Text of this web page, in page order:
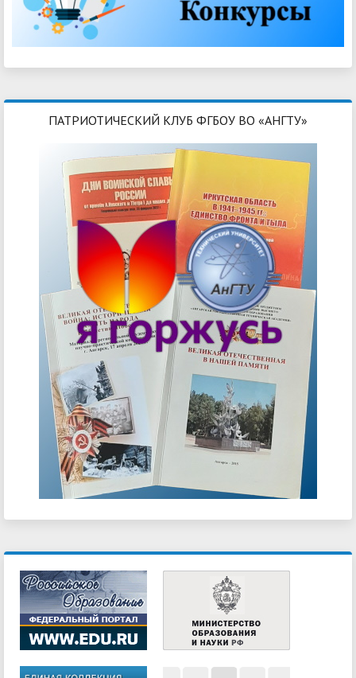
ПАТРИОТИЧЕСКИЙ КЛУБ ФГБОУ ВО «АНГТУ»